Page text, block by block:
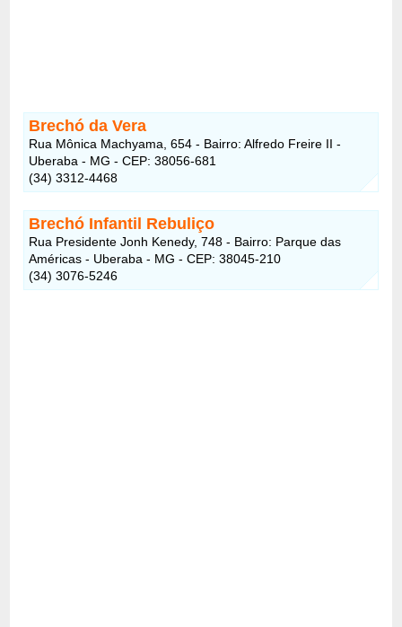
Brechó da Vera
Rua Mônica Machyama, 654 - Bairro: Alfredo Freire II -
Uberaba - MG - CEP: 38056-681
(34) 3312-4468
Brechó Infantil Rebuliço
Rua Presidente Jonh Kenedy, 748 - Bairro: Parque das
Américas - Uberaba - MG - CEP: 38045-210
(34) 3076-5246